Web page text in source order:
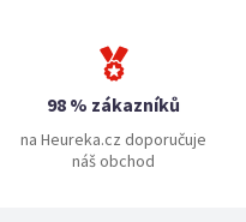
98 % zákazníků
na Heureka.cz doporučuje
náš obchod